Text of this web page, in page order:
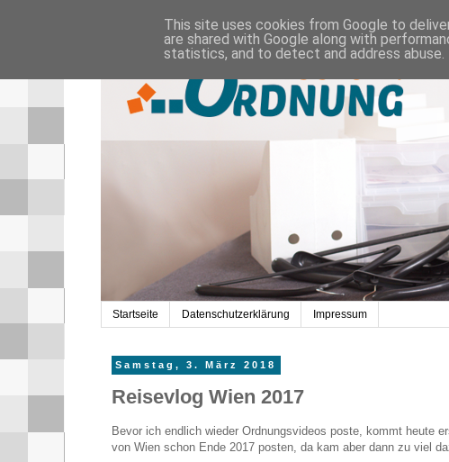
Startseite Datenschutzerklärung Impressum
Samstag, 3. März 2018
Reisevlog Wien 2017
Bevor ich endlich wieder Ordnungsvideos poste, kommt heute
von Wien schon Ende 2017 posten, da kam aber dann zu viel
This site uses cookies from Google to
are shared with Google along with
statistics, and to detect and address abuse.